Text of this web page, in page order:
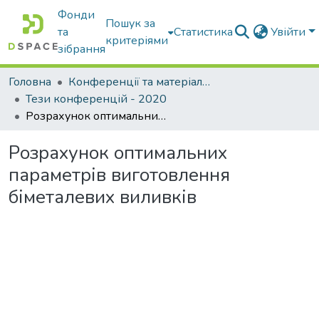
Фонди
та
зібрання
Пошук за
критеріями
Статистика Увійти
Головна
Конференції та матеріали конференцій
Тези конференцій - 2020
Розрахунок оптимальних параметрів виготовлення біметалевих виливків
Розрахунок оптимальних
параметрів виготовлення
біметалевих виливків